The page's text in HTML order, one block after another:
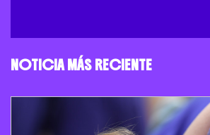
NOTICIA MÁS RECIENTE